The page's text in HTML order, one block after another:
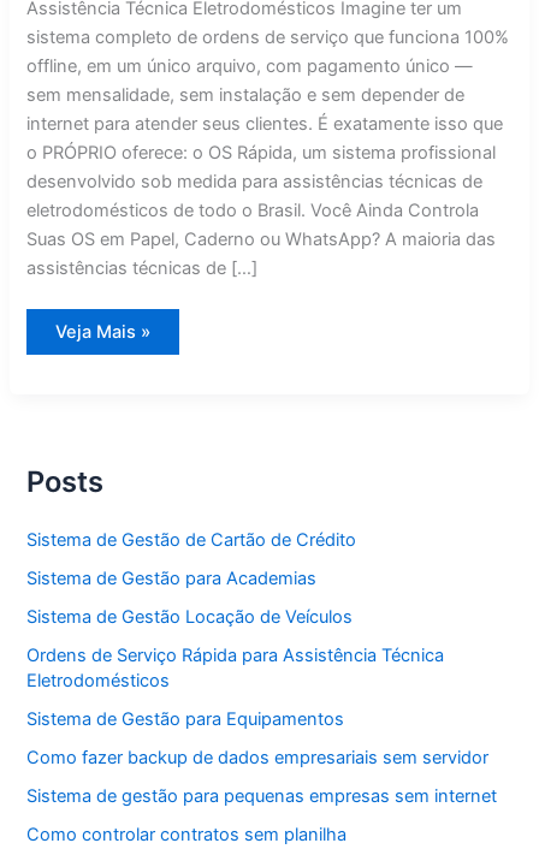
Assistência Técnica Eletrodomésticos Imagine ter um
sistema completo de ordens de serviço que funciona 100%
offline, em um único arquivo, com pagamento único —
sem mensalidade, sem instalação e sem depender de
internet para atender seus clientes. É exatamente isso que
o PRÓPRIO oferece: o OS Rápida, um sistema profissional
desenvolvido sob medida para assistências técnicas de
eletrodomésticos de todo o Brasil. Você Ainda Controla
Suas OS em Papel, Caderno ou WhatsApp? A maioria das
assistências técnicas de […]
Ordens
de
Veja Mais »
Posts
Sistema de Gestão de Cartão de Crédito
Sistema de Gestão para Academias
Sistema de Gestão Locação de Veículos
Ordens de Serviço Rápida para Assistência Técnica
Eletrodomésticos
Sistema de Gestão para Equipamentos
Como fazer backup de dados empresariais sem servidor
Sistema de gestão para pequenas empresas sem internet
Como controlar contratos sem planilha